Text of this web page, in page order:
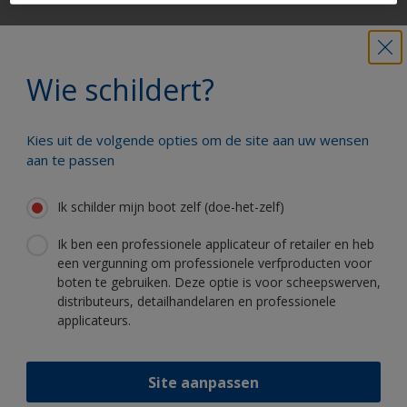
Wie schildert?
Kies uit de volgende opties om de site aan uw wensen
aan te passen
Ik schilder mijn boot zelf (doe-het-zelf)
Ik ben een professionele applicateur of retailer en heb
een vergunning om professionele verfproducten voor
boten te gebruiken. Deze optie is voor scheepswerven,
distributeurs, detailhandelaren en professionele
applicateurs.
Site aanpassen
Profiteer van onze non-stop innovatie
Volg International: